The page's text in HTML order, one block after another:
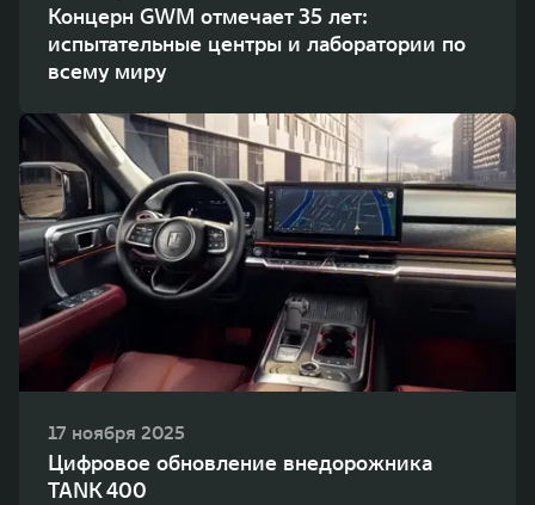
Концерн GWM отмечает 35 лет:
испытательные центры и лаборатории по
всему миру
17 ноября 2025
Цифровое обновление внедорожника
TANK 400